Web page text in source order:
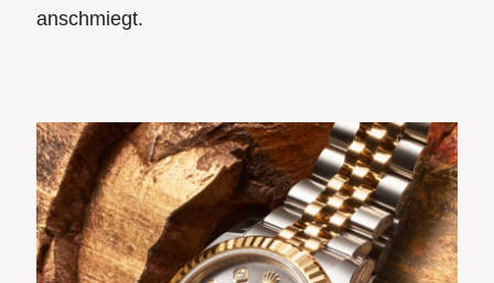
anschmiegt.